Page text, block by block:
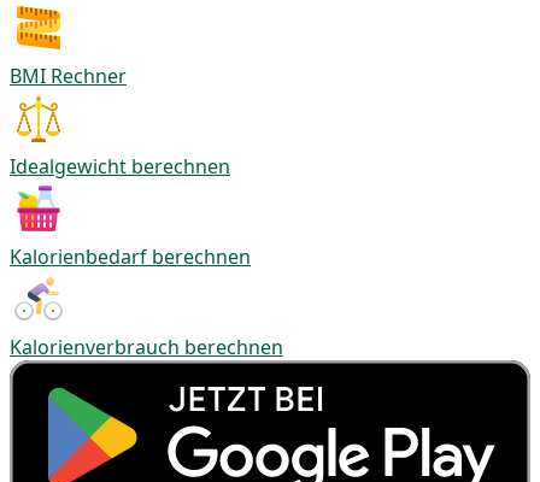
BMI Rechner
Idealgewicht berechnen
Kalorienbedarf berechnen
Kalorienverbrauch berechnen